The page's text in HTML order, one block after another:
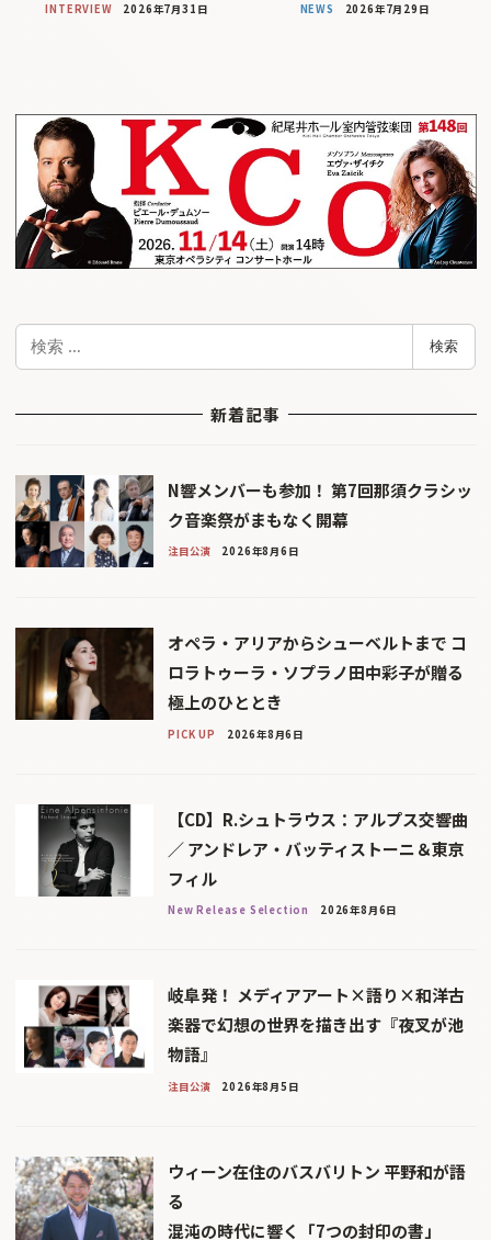
INTERVIEW 2026年7月31日 NEWS 2026年7月29日
検
検索
新着記事
N響メンバーも参加！ 第7回那須クラシッ
ク音楽祭がまもなく開幕
注目公演 2026年8月6日
オペラ・アリアからシューベルトまで コ
ロラトゥーラ・ソプラノ田中彩子が贈る
極上のひととき
PICK UP 2026年8月6日
【CD】R.シュトラウス：アルプス交響曲
／ アンドレア・バッティストーニ＆東京
フィル
New Release Selection 2026年8月6日
岐阜発！ メディアアート×語り×和洋古
楽器で幻想の世界を描き出す『夜叉が池
物語』
注目公演 2026年8月5日
ウィーン在住のバスバリトン 平野和が語
る
混沌の時代に響く「7つの封印の書」